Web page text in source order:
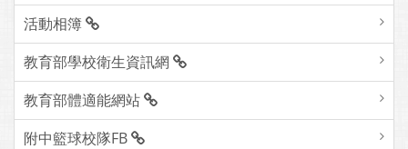
活動相簿
教育部學校衛生資訊網
教育部體適能網站
附中籃球校隊FB